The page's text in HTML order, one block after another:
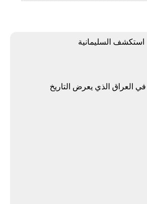
اﺳﺘﻜﺸﻒ اﻟﺴﻠﻴﻤﺎﻧﻴﺔ
اﻟﻌﺮاق اﻟﺬي ﻳﻌﺮض اﻟﺘﺎرﻳﺦ